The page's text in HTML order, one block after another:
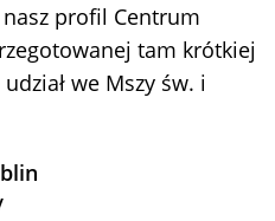
nasz profil Centrum
tam krótkiej
we Mszy św. i